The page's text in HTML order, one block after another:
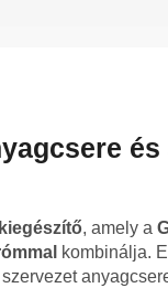
, amely a
kombinálja.